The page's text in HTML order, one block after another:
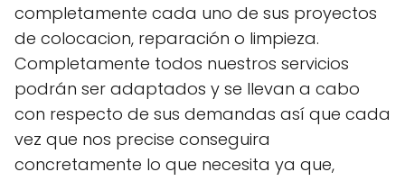
completamente cada uno de sus proyectos
de colocacion, reparación o limpieza.
Completamente todos nuestros servicios
podrán ser adaptados y se llevan a cabo
con respecto de sus demandas así que cada
vez que nos precise conseguira
concretamente lo que necesita ya que,